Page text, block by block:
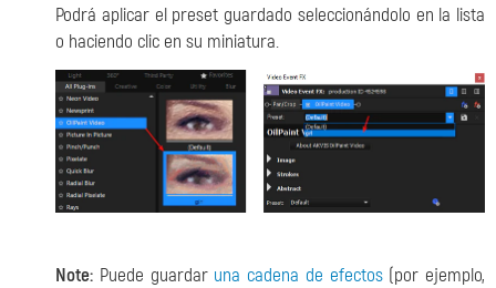
Podrá aplicar el preset guardado seleccionándolo en la lista
o haciendo clic en su miniatura.
Note: Puede guardar una cadena de efectos(por ejemplo,